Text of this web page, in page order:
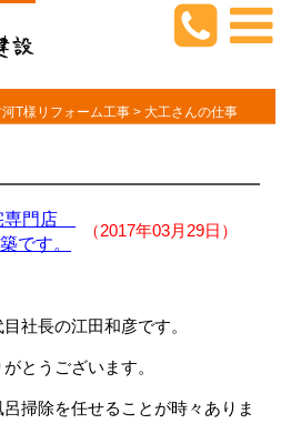
T様リフォーム工事 > 大工さんの仕事
（2017年03月29日）
専門店
です。
社長の江田和彦です。
とうございます。
掃除を任せることが時々ありま